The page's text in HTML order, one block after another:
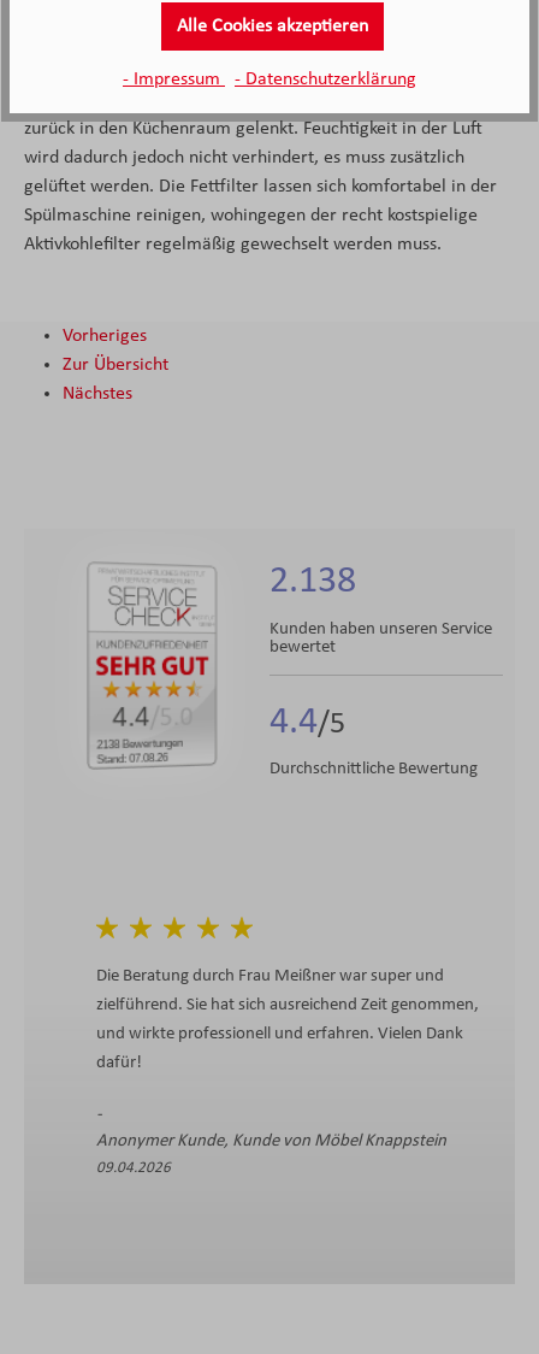
Es hängt nicht von den räumlichen Gegebenheiten ab, wo das
eingebaut werden. Unter Einsatz von verschiedenen
zurück in den Küchenraum gelenkt. Feuchtigkeit in der Luft
wird dadurch jedoch nicht verhindert, es muss zusätzlich
gelüftet werden. Die Fettfilter lassen sich komfortabel in der
Spülmaschine reinigen, wohingegen der recht kostspielige
Aktivkohlefilter regelmäßig gewechselt werden muss.
Vorheriges
Zur Übersicht
Nächstes
2138 Bewertungen
Stand: 07.08.26
4.4/5.0
2.138
Kunden haben unseren Service
bewertet
4.4
Durchschnittliche Bewertung
Die Beratung durch Frau Meißner war super und
zielführend. Sie hat sich ausreichend Zeit genommen,
und wirkte professionell und erfahren. Vielen Dank
dafür!
Anonymer Kunde, Kunde von Möbel Knappstein
09.04.2026
Alle Cookies akzeptieren
- Impressum - Datenschutzerklärung